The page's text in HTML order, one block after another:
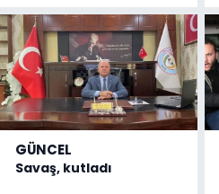
GÜNCEL
Savaş, kutladı